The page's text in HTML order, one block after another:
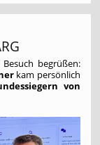
begrüßen:
kam persönlich
von